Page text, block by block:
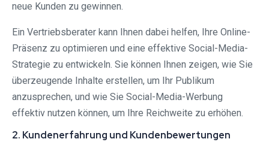
neue Kunden zu gewinnen.
Ein Vertriebsberater kann Ihnen dabei helfen, Ihre Online-
Präsenz zu optimieren und eine effektive Social-Media-
Strategie zu entwickeln. Sie können Ihnen zeigen, wie Sie
überzeugende Inhalte erstellen, um Ihr Publikum
anzusprechen, und wie Sie Social-Media-Werbung
effektiv nutzen können, um Ihre Reichweite zu erhöhen.
2. Kundenerfahrung und Kundenbewertungen